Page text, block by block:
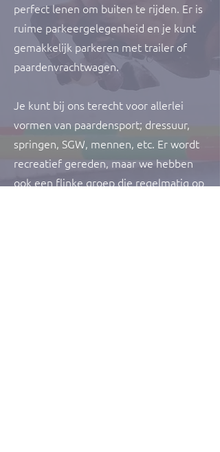
perfect lenen om buiten te rijden. Er is
ruime parkeergelegenheid en je kunt
gemakkelijk parkeren met trailer of
paardenvrachtwagen.
Je kunt bij ons terecht voor allerlei
vormen van paardensport; dressuur,
springen, SGW, mennen, etc. Er wordt
recreatief gereden, maar we hebben
ook een flinke groep die regelmatig op